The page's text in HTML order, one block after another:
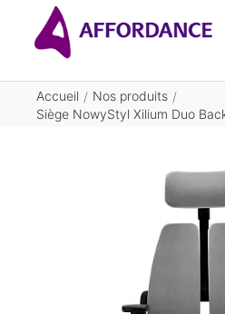
Accueil / Nos produits /
Siège NowyStyl Xilium Duo